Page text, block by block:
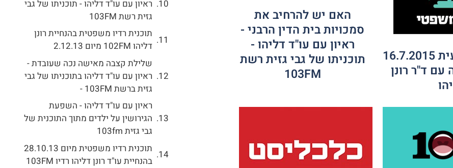
הזירה המקצועית 16.7.2015
ד"ר רונן
האם יש להרחיב את
סמכויות בית הדין הרבני -
ראיון עם עו"ד דליהו -
תוכניתו של גבי גזית רשת
103FM
ראיון עם עו"ד דליהו - תוכניתו של גבי
גזית רשת 103FM
תוכנית רדיו משפטית בהנחיית רונן
דליהו 102FM מיום 2.12.13
שלילת קצבה מאישה נכה שעובדת -
ראיון עם עו"ד דליהו בתוכניתו של גבי
גזית ברשת 103FM -
ראיון עם עו"ד דליהו - השפעת
הגירושין על ילדים מתוך התוכנית של
גבי גזית 103fm
תוכנית רדיו משפטית מיום 28.10.13
בהנחיית עו"ד רונן דליהו רדיו 103FM